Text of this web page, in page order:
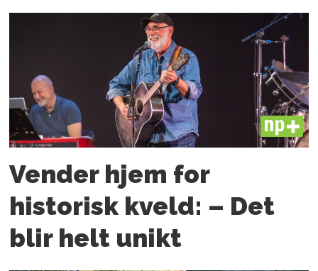
PLUS
Vender hjem for
historisk kveld: – Det
blir helt unikt